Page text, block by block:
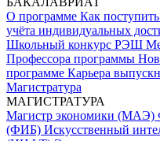
О программе Как поступить
учёта индивидуальных
Школьный конкурс РЭШ
Профессора программы
программе Карьера
Магистратура
МАГИСТРАТУРА
Магистр экономики (МАЭ)
(ФИБ) Искусственный